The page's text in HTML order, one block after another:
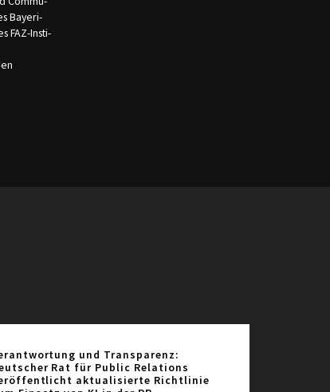
Bayeri­
FAZ-Insti­
und Transparenz:
Rat für Public Relations
aktualisierte Richtlinie